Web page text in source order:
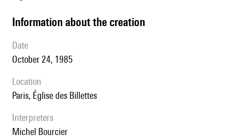
information about the creation
date
October 24, 1985
location
Paris, Église des Billettes
interpreters
Michel Bourcier